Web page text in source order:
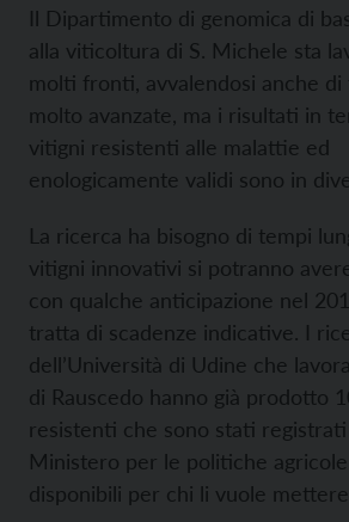
Il Dipartimento di genomica di
alla viticoltura di S. Michele sta
molti fronti, avvalendosi anche di
molto avanzate, ma i risultati in
vitigni resistenti alle malattie ed
enologicamente validi sono in
La ricerca ha bisogno di tempi
vitigni innovativi si potranno
con qualche anticipazione nel
tratta di scadenze indicative. I
dell’Università di Udine che
di Rauscedo hanno già prodotto
resistenti che sono stati
Ministero per le politiche
disponibili per chi li vuole